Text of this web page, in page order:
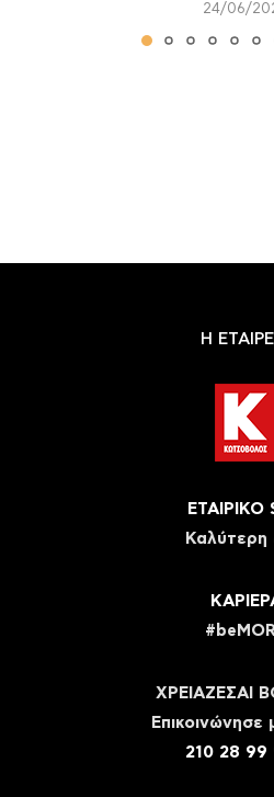
24/06/
Η
ΕΤΑΙΡΙΚΟ
Καλύτερη
ΧΡΕΙΑΖΕΣΑΙ
Eπικοινώνησε
210 28 99